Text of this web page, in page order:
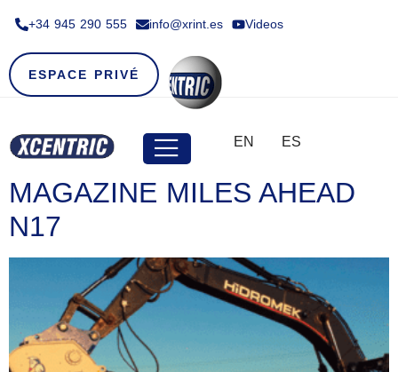
+34 945 290 555​ info@xrint.es Videos
ESPACE PRIVÉ
EN ES
MAGAZINE MILES AHEAD
N17